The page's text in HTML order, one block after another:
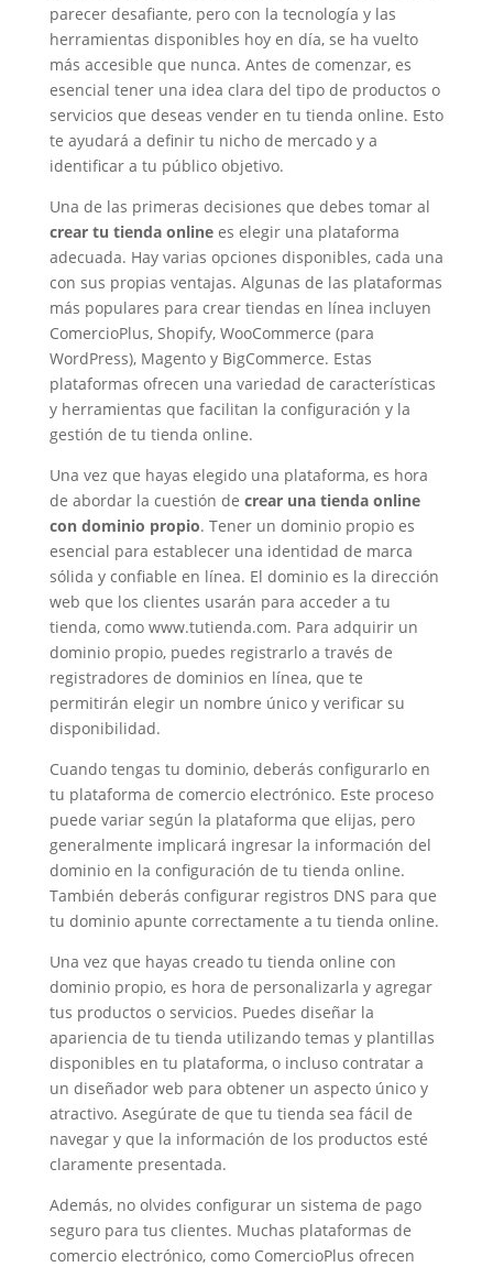
parecer desafiante, pero con la tecnología y las
herramientas disponibles hoy en día, se ha vuelto
más accesible que nunca. Antes de comenzar, es
esencial tener una idea clara del tipo de productos o
servicios que deseas vender en tu tienda online. Esto
te ayudará a definir tu nicho de mercado y a
identificar a tu público objetivo.
Una de las primeras decisiones que debes tomar al
crear tu tienda onlinees elegir una plataforma
adecuada. Hay varias opciones disponibles, cada una
con sus propias ventajas. Algunas de las plataformas
más populares para crear tiendas en línea incluyen
ComercioPlus, Shopify, WooCommerce (para
WordPress), Magento y BigCommerce. Estas
plataformas ofrecen una variedad de características
y herramientas que facilitan la configuración y la
gestión de tu tienda online.
Una vez que hayas elegido una plataforma, es hora
de abordar la cuestión de crear una tienda online
con dominio propio. Tener un dominio propio es
esencial para establecer una identidad de marca
sólida y confiable en línea. El dominio es la dirección
web que los clientes usarán para acceder a tu
tienda, como www.tutienda.com. Para adquirir un
dominio propio, puedes registrarlo a través de
registradores de dominios en línea, que te
permitirán elegir un nombre único y verificar su
disponibilidad.
Cuando tengas tu dominio, deberás configurarlo en
tu plataforma de comercio electrónico. Este proceso
puede variar según la plataforma que elijas, pero
generalmente implicará ingresar la información del
dominio en la configuración de tu tienda online.
También deberás configurar registros DNS para que
tu dominio apunte correctamente a tu tienda online.
Una vez que hayas creado tu tienda online con
dominio propio, es hora de personalizarla y agregar
tus productos o servicios. Puedes diseñar la
apariencia de tu tienda utilizando temas y plantillas
disponibles en tu plataforma, o incluso contratar a
un diseñador web para obtener un aspecto único y
atractivo. Asegúrate de que tu tienda sea fácil de
navegar y que la información de los productos esté
claramente presentada.
Además, no olvides configurar un sistema de pago
seguro para tus clientes. Muchas plataformas de
comercio electrónico, como ComercioPlus ofrecen